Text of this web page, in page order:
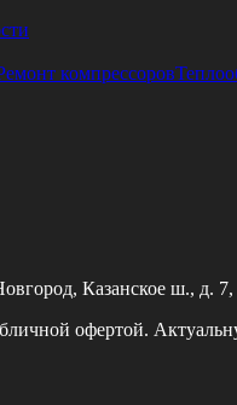
компрессоров
Казанское ш., д. 7,
офертой.